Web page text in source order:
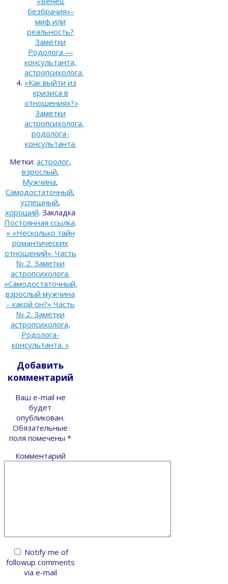
безбрачия»-
миф или
реальность?
Заметки
Родолога —
консультанта,
астропсихолога.
«Как выйти из
кризиса в
отношениях?»
Заметки
астропсихолога,
родолога-
консультанта.
Метки: астролог,
взрослый,
Мужчина,
Самодостаточный,
успешный,
хороший. Закладка
Постоянная ссылка.
««Несколько тайн
романтических
отношений». Часть
№ 2. Заметки
астропсихолога.
«Самодостаточный,
взрослый мужчина
– какой он?» Часть
№ 2. Заметки
астропсихолога,
Родолога-
консультанта. »
Добавить
комментарий
Ваш e-mail не
будет
опубликован.
Обязательные
поля помечены *
Комментарий
Notify me of
followup comments
via e-mail